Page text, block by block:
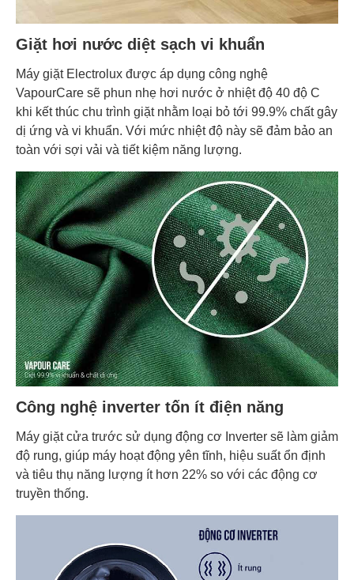
Giặt hơi nước diệt sạch vi khuẩn
Máy giặt Electrolux được áp dụng công nghệ
VapourCare sẽ phun nhẹ hơi nước ở nhiệt độ 40 độ C
khi kết thúc chu trình giặt nhằm loại bỏ tới 99.9% chất gây
dị ứng và vi khuẩn. Với mức nhiệt độ này sẽ đảm bảo an
toàn với sợi vải và tiết kiệm năng lượng.
Công nghệ inverter tốn ít điện năng
Máy giặt cửa trước sử dụng động cơ Inverter sẽ làm giảm
độ rung, giúp máy hoạt động yên tĩnh, hiệu suất ổn định
và tiêu thụ năng lượng ít hơn 22% so với các động cơ
truyền thống.